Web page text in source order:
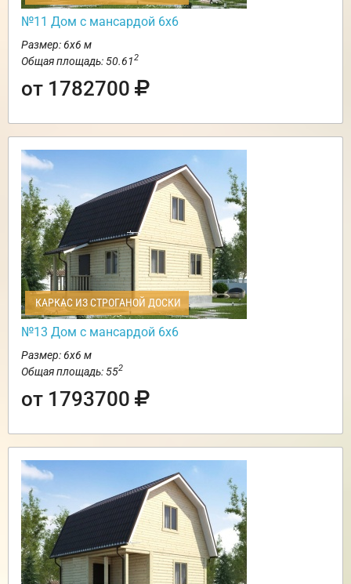
№11 Дом с мансардой 6х6
Размер: 6х6 м
Общая площадь: 50.612
от 1782700
КАРКАС ИЗ СТРОГАНОЙ ДОСКИ
№13 Дом с мансардой 6х6
Размер: 6х6 м
Общая площадь: 552
от 1793700